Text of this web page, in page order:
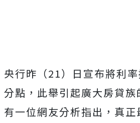
央行昨（21）日宣布將利
分點，此舉引起廣大房貸
有一位網友分析指出，真